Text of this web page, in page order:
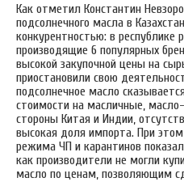
Как отметил Константин
подсолнечного масла в
конкурентностью: в республике
производящие 6 популярных
высокой закупочной цены на
приостановили свою
подсолнечное масло
стоимости на масличные,
стороны Китая и Индии,
высокая доля импорта. При
режима ЧП и карантинов
как производители не могли
масло по ценам, позволяющим